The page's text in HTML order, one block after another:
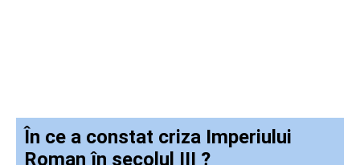
În ce a constat criza Imperiului
Roman în secolul III ?